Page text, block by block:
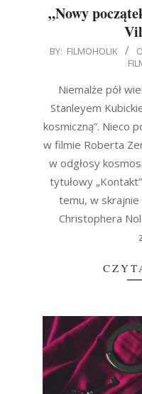
„Nowy
2016-
BY: FILMOHOLIK
Niemalże pół
Stanleyem
kosmiczną”. Nieco
w filmie Roberta
w odgłosy
tytułowy
temu, w skrajnie
Christophera